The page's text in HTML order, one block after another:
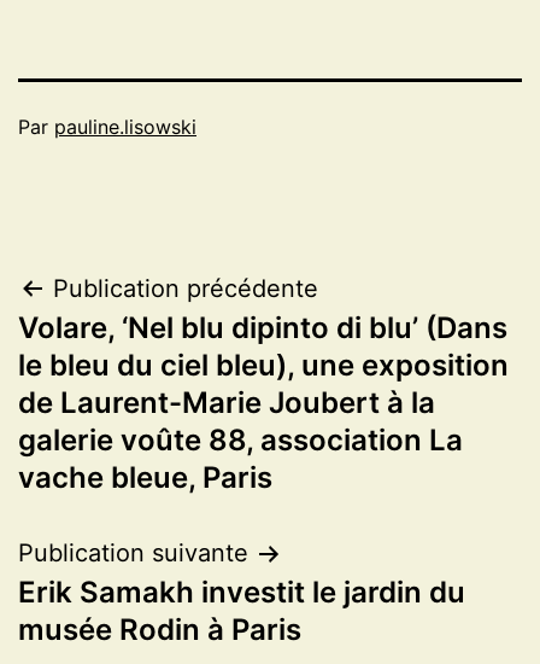
Par pauline.lisowski
Navigation
de
l’article
Publication précédente
Volare, ‘Nel blu dipinto di blu’ (Dans
le bleu du ciel bleu), une exposition
de Laurent-Marie Joubert à la
galerie voûte 88, association La
vache bleue, Paris
Publication suivante
Erik Samakh investit le jardin du
musée Rodin à Paris